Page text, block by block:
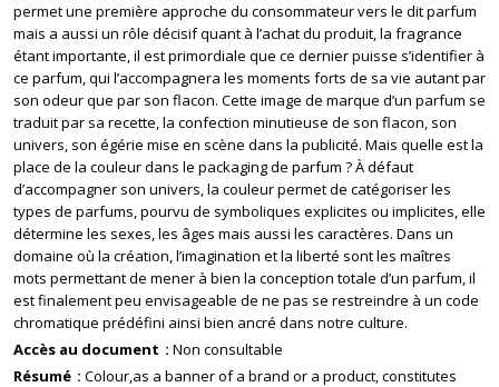
permet une première approche du consommateur vers le dit parfum
mais a aussi un rôle décisif quant à l’achat du produit, la fragrance
étant importante, il est primordiale que ce dernier puisse s’identifier à
ce parfum, qui l’accompagnera les moments forts de sa vie autant par
son odeur que par son flacon. Cette image de marque d’un parfum se
traduit par sa recette, la confection minutieuse de son flacon, son
univers, son égérie mise en scène dans la publicité. Mais quelle est la
place de la couleur dans le packaging de parfum ? À défaut
d’accompagner son univers, la couleur permet de catégoriser les
types de parfums, pourvu de symboliques explicites ou implicites, elle
détermine les sexes, les âges mais aussi les caractères. Dans un
domaine où la création, l’imagination et la liberté sont les maîtres
mots permettant de mener à bien la conception totale d’un parfum, il
est finalement peu envisageable de ne pas se restreindre à un code
chromatique prédéfini ainsi bien ancré dans notre culture.
Accès au document
Non consultable
Résumé
Colour,as a banner of a brand or a product, constitutes